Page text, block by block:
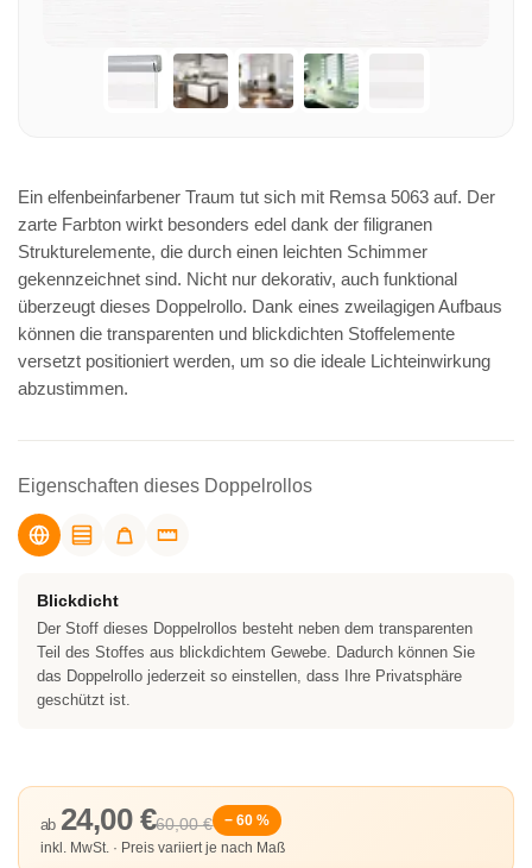
Ein elfenbeinfarbener Traum tut sich mit Remsa 5063 auf. Der
zarte Farbton wirkt besonders edel dank der filigranen
Strukturelemente, die durch einen leichten Schimmer
gekennzeichnet sind. Nicht nur dekorativ, auch funktional
überzeugt dieses Doppelrollo. Dank eines zweilagigen Aufbaus
können die transparenten und blickdichten Stoffelemente
versetzt positioniert werden, um so die ideale Lichteinwirkung
abzustimmen.
Eigenschaften dieses Doppelrollos
Blickdicht
Der Stoff dieses Doppelrollos besteht neben dem transparenten
Teil des Stoffes aus blickdichtem Gewebe. Dadurch können Sie
das Doppelrollo jederzeit so einstellen, dass Ihre Privatsphäre
geschützt ist.
60,00 €
ab 24,00 €
− 60 %
inkl. MwSt. · Preis variiert je nach Maß